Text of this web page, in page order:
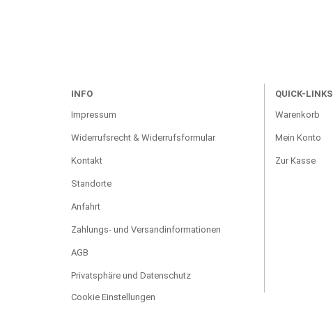
INFO
Impressum
Widerrufsrecht & Widerrufsformular
Kontakt
Standorte
Anfahrt
Zahlungs- und Versandinformationen
AGB
Privatsphäre und Datenschutz
Cookie Einstellungen
QUICK-LINKS
Warenkorb
Mein Konto
Zur Kasse